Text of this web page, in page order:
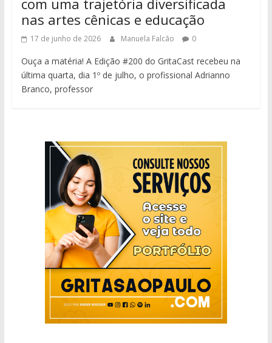
com uma trajetória diversificada
nas artes cênicas e educação
17 de junho de 2026 Manuela Falcão 0
Ouça a matéria! A Edição #200 do GritaCast recebeu na
última quarta, dia 1º de julho, o profissional Adrianno
Branco, professor